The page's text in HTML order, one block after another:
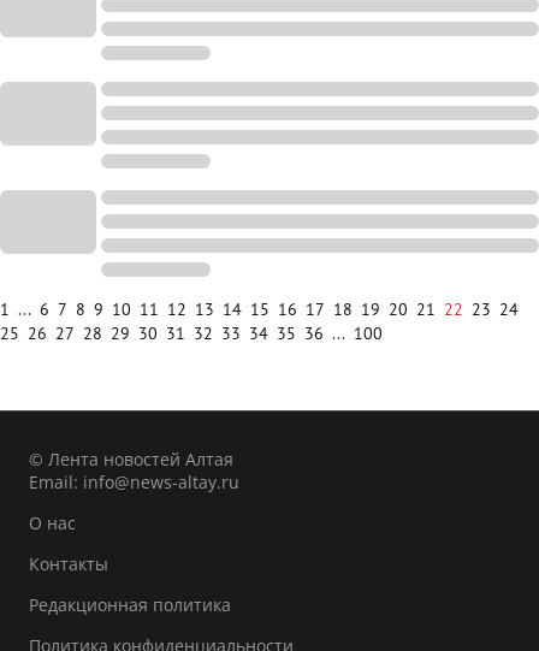
1 ... 6 7 8 9 10 11 12 13 14 15 16 17 18 19 20 21 22 23 24
25 26 27 28 29 30 31 32 33 34 35 36 ... 100
© Лента новостей Алтая
Email: info@news-altay.ru
О нас
Контакты
Редакционная политика
Политика конфиденциальности